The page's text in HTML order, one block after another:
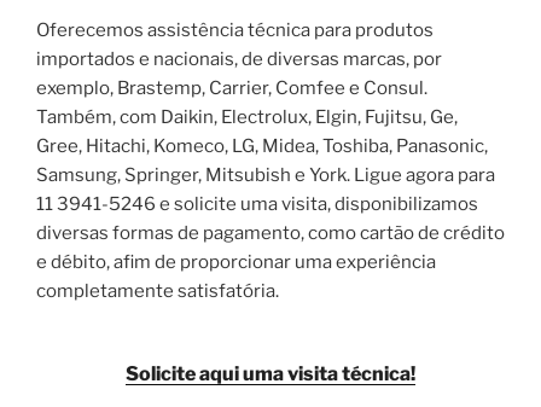
Oferecemos assistência técnica para produtos
importados e nacionais, de diversas marcas, por
exemplo, Brastemp, Carrier, Comfee e Consul.
Também, com Daikin, Electrolux, Elgin, Fujitsu, Ge,
Gree, Hitachi, Komeco, LG, Midea, Toshiba, Panasonic,
Samsung, Springer, Mitsubish e York. Ligue agora para
11 3941-5246 e solicite uma visita, disponibilizamos
diversas formas de pagamento, como cartão de crédito
e débito, afim de proporcionar uma experiência
completamente satisfatória.
Solicite aqui uma visita técnica!